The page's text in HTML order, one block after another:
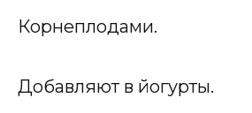
Корнеплодами.
Добавляют в йогурты.